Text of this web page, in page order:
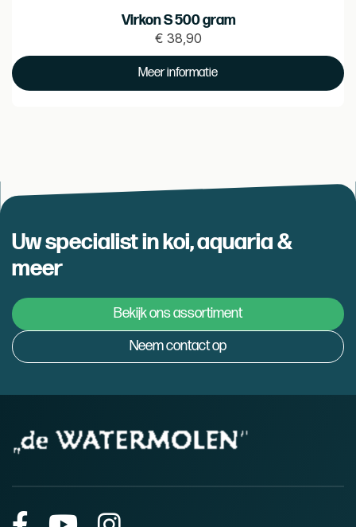
Virkon S 500 gram
€ 38,90
Prijs
€ 38.9
Meer informatie
Uw specialist in koi, aquaria &
meer
Bekijk ons assortiment
Neem contact op